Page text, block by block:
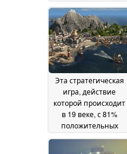
скидкой 50%21 May
2026
Эта стратегическая
игра, действие
которой происходит
в 19 веке, с 81%
положительных
75% скидкой в Steam